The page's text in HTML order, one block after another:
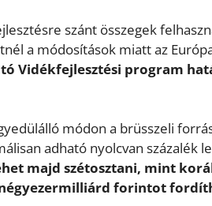
szánt összegek
a módosítások miatt az
Vidékfejlesztési program
módon a brüsszeli
adható nyolcvan százalék
majd szétosztani, mint
forintot